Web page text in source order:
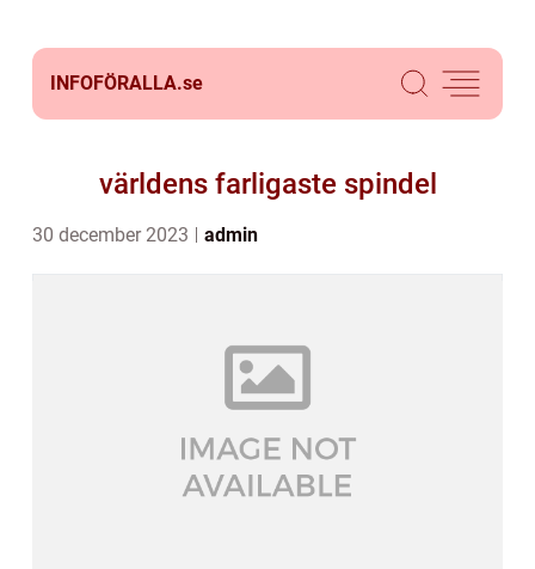
INFOFÖRALLA.se
världens farligaste spindel
30 december 2023 admin